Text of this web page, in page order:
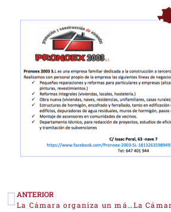
ANTERIOR